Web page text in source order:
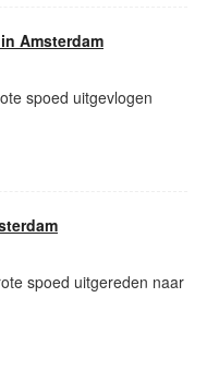
Amsterdam
spoed uitgevlogen
spoed uitgereden naar